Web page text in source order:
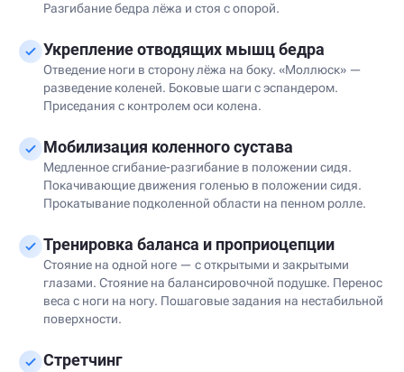
Разгибание бедра лёжа и стоя с опорой.
Укрепление отводящих мышц бедра
Отведение ноги в сторону лёжа на боку. «Моллюск» —
разведение коленей. Боковые шаги с эспандером.
Приседания с контролем оси колена.
Мобилизация коленного сустава
Медленное сгибание-разгибание в положении сидя.
Покачивающие движения голенью в положении сидя.
Прокатывание подколенной области на пенном ролле.
Тренировка баланса и проприоцепции
Стояние на одной ноге — с открытыми и закрытыми
глазами. Стояние на балансировочной подушке. Перенос
веса с ноги на ногу. Пошаговые задания на нестабильной
поверхности.
Стретчинг